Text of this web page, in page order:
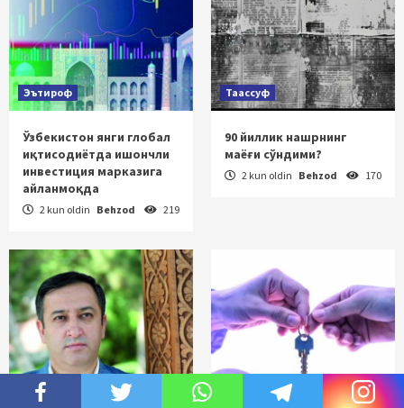
Эътироф
Ўзбекистон янги глобал
иқтисодиётда ишончли
инвестиция марказига
айланмоқда
2 kun oldin Behzod 219
Таассуф
90 йиллик нашрнинг
маёғи сўндими?
2 kun oldin Behzod 170